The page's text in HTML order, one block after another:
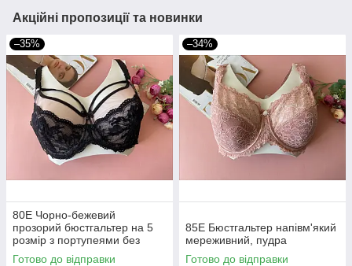
Акційні пропозиції та новинки
–35%
80E Чорно-бежевий
прозорий бюстгальтер на 5
розмір з портупеями без
поролону
Готово до відправки
–34%
85E Бюстгальтер напівм'який
мереживний, пудра
Готово до відправки